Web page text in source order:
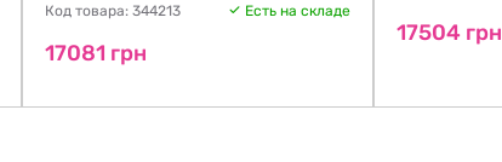
Код товара: 344213 Есть на складе
17081 грн
17504 грн